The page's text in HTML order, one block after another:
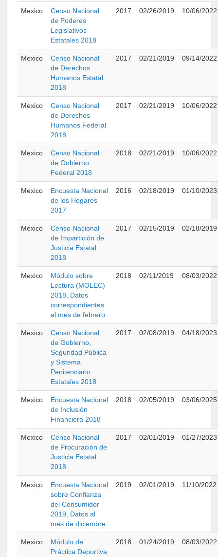
Mexico
Censo Nacional
de Poderes
Legislativos
Estatales 2018
2017 02/26/2019 10/06/2022
Mexico
Censo Nacional
de Derechos
Humanos Estatal
2018
2017 02/21/2019 09/14/2022
Mexico
Censo Nacional
de Derechos
Humanos Federal
2018
2017 02/21/2019 10/06/2022
Mexico
Censo Nacional
de Gobierno
Federal 2018
2018 02/21/2019 10/06/2022
Mexico
Encuesta Nacional
de los Hogares
2017
2016 02/18/2019 01/10/2023
Mexico
Censo Nacional
de Impartición de
Justicia Estatal
2018
2017 02/15/2019 02/18/2019
Mexico
Módulo sobre
Lectura (MOLEC)
2018, Datos
correspondientes
al mes de febrero
2018 02/11/2019 08/03/2022
Mexico
Censo Nacional
de Gobierno,
Seguridad Pública
y Sistema
Penitenciario
Estatales 2018
2017 02/08/2019 04/18/2023
Mexico
Encuesta Nacional
de Inclusión
Financiera 2018
2018 02/05/2019 03/06/2025
Mexico
Censo Nacional
de Procuración de
Justicia Estatal
2018
2017 02/01/2019 01/27/2023
Mexico
Encuesta Nacional
sobre Confianza
del Consumidor
2019, Datos al
mes de diciembre.
2019 02/01/2019 11/10/2022
Mexico
Módulo de
Práctica Deportiva
2018 01/24/2019 08/03/2022